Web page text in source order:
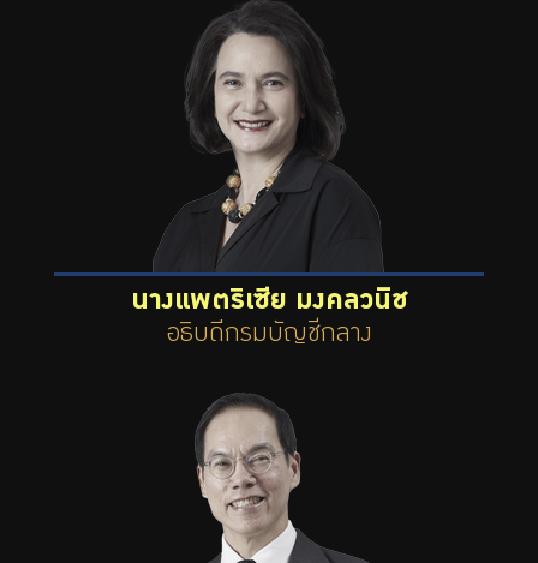
นางแพตริเซีย มงคลวนิช
อธิบดีกรมบัญชีกลาง